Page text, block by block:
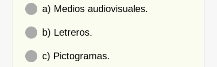
a) Medios audiovisuales.
b) Letreros.
c) Pictogramas.